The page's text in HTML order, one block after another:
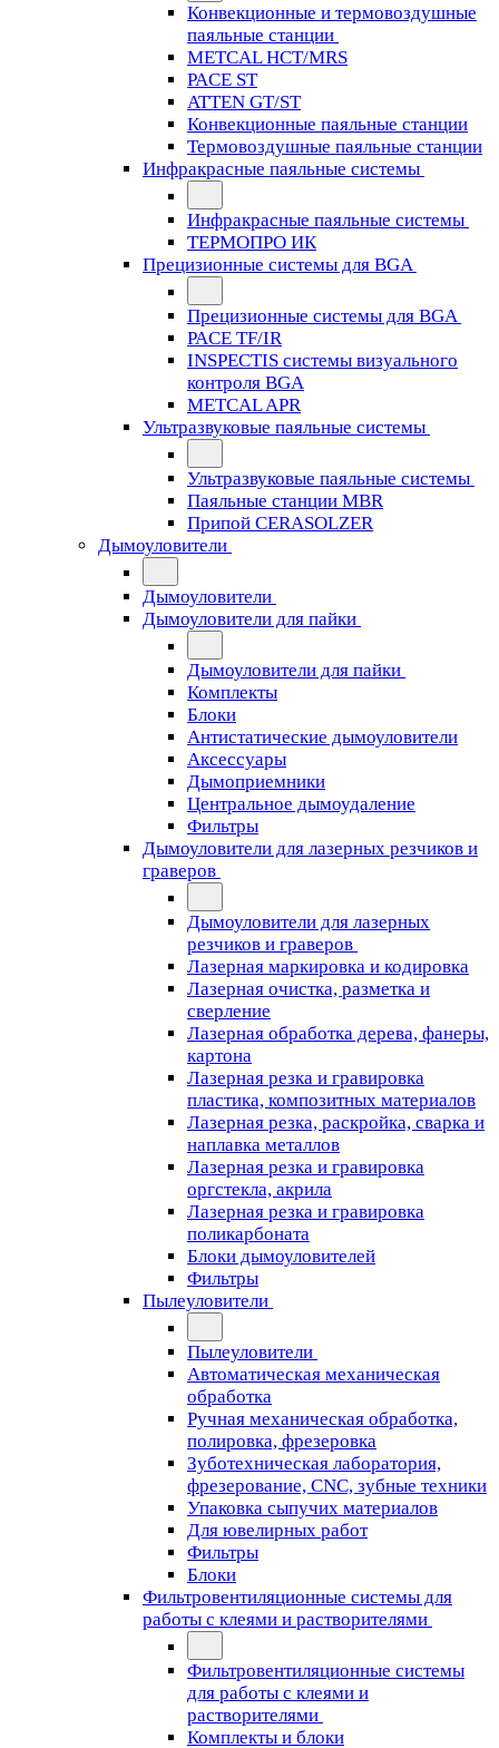
Конвекционные и термовоздушные
паяльные станции
METCAL HCT/MRS
PACE ST
ATTEN GT/ST
Конвекционные паяльные станции
Термовоздушные паяльные станции
Инфракрасные паяльные системы
Инфракрасные паяльные системы
ТЕРМОПРО ИК
Прецизионные системы для BGA
Прецизионные системы для BGA
PACE TF/IR
INSPECTIS системы визуального
контроля BGA
METCAL APR
Ультразвуковые паяльные системы
Ультразвуковые паяльные системы
Паяльные станции MBR
Припой CERASOLZER
Дымоуловители
Дымоуловители
Дымоуловители для пайки
Дымоуловители для пайки
Комплекты
Блоки
Антистатические дымоуловители
Аксессуары
Дымоприемники
Центральное дымоудаление
Фильтры
Дымоуловители для лазерных резчиков и
граверов
Дымоуловители для лазерных
резчиков и граверов
Лазерная маркировка и кодировка
Лазерная очистка, разметка и
сверление
Лазерная обработка дерева, фанеры,
картона
Лазерная резка и гравировка
пластика, композитных материалов
Лазерная резка, раскройка, сварка и
наплавка металлов
Лазерная резка и гравировка
оргстекла, акрила
Лазерная резка и гравировка
поликарбоната
Блоки дымоуловителей
Фильтры
Пылеуловители
Пылеуловители
Автоматическая механическая
обработка
Ручная механическая обработка,
полировка, фрезеровка
Зуботехническая лаборатория,
фрезерование, CNC, зубные техники
Упаковка сыпучих материалов
Для ювелирных работ
Фильтры
Блоки
Фильтровентиляционные системы для
работы с клеями и растворителями
Фильтровентиляционные системы
для работы с клеями и
растворителями
Комплекты и блоки